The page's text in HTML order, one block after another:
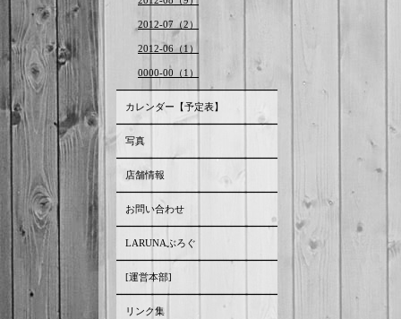
2012-07（2）
2012-06（1）
0000-00（1）
カレンダー【予定表】
写真
店舗情報
お問い合わせ
LARUNAぶろぐ
[運営本部]
リンク集